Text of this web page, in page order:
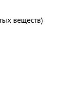
веществ)